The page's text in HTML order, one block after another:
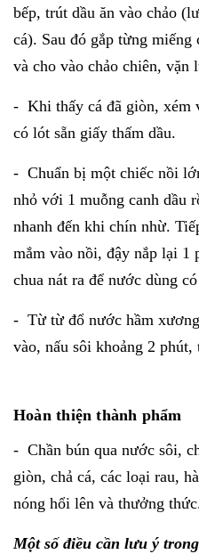
bếp, trút dầu ăn vào chảo
cá). Sau đó gắp từng
và cho vào chảo chiên, vặn
- Khi thấy cá đã giòn, xém
có lót sẵn giấy thấm dầu.
- Chuẩn bị một chiếc nồi
nhỏ với 1 muỗng canh dầu
nhanh đến khi chín nhừ.
mắm vào nồi, đậy nắp lại 1
chua nát ra để nước dùng
- Từ từ đổ nước hầm
vào, nấu sôi khoảng 2 phút,
Hoàn thiện thành phẩm
- Chần bún qua nước sôi,
giòn, chả cá, các loại rau,
nóng hổi lên và thưởng
Một số điều cần lưu ý